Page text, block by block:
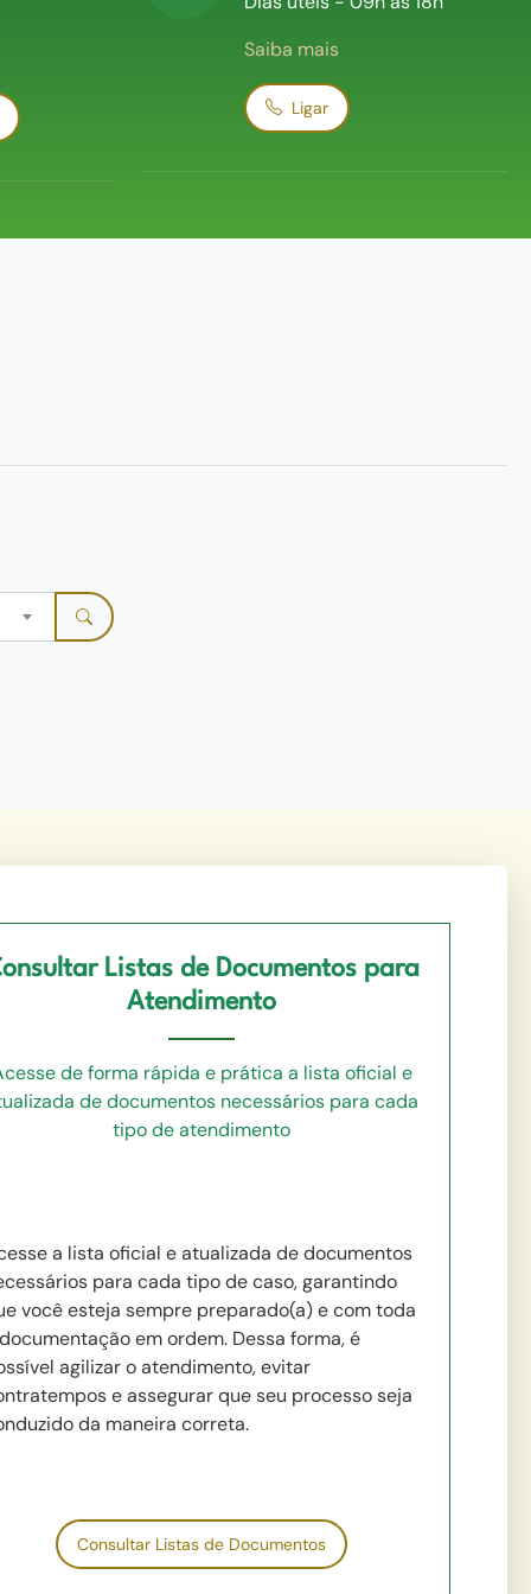
Saiba mais
Ligar
Listas de Documentos para
Atendimento
de forma rápida e prática a lista oficial e
de documentos necessários para cada
tipo de atendimento
a lista oficial e atualizada de documentos
para cada tipo de caso, garantindo
você esteja sempre preparado(a) e com toda
em ordem. Dessa forma, é
agilizar o atendimento, evitar
e assegurar que seu processo seja
da maneira correta.
Consultar Listas de Documentos